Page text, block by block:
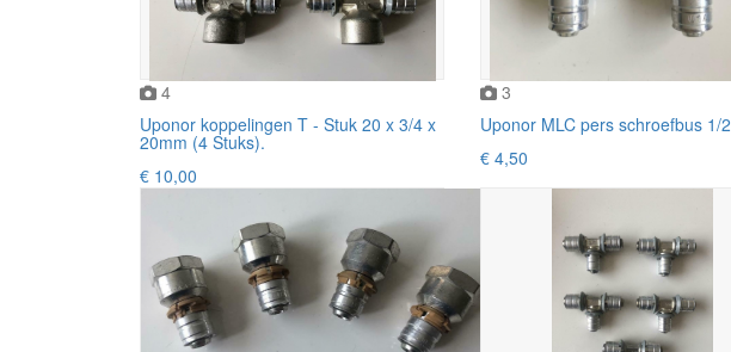
4
Uponor koppelingen T - Stuk 20 x 3/4 x
20mm (4 Stuks).
€ 10,00
3
Uponor MLC pers schroefbus 1/2
€ 4,50